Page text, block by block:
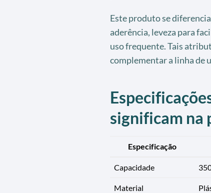
Este produto se
aderência, leveza para
uso frequente. Tais
complementar a linha de
significam na
Especificação
Capacidade
Material